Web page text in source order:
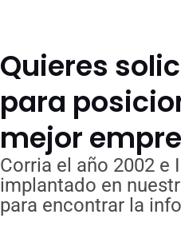
Quieres
para
mejor
Corria el año 2002
implantado en
para encontrar la